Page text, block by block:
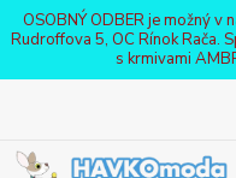
OSOBNÝ ODBER je možný v
Rudroffova 5, OC Rínok Rača.
s krmivami